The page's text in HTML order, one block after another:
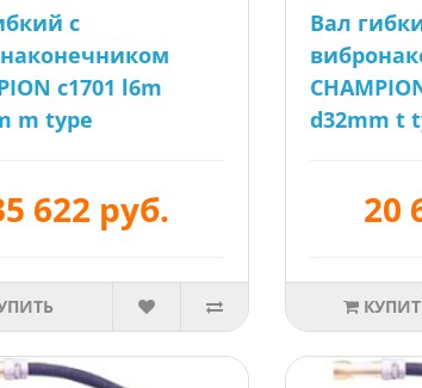
с
c1701 l6m
m type
622 руб.
Вал
d32mm t
20